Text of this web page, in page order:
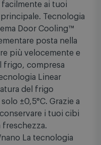
ai tuoi
Tecnologia
Door Cooling™
posta nella
più velocemente e
frigo, compresa
Linear
del frigo
±0,5°C. Grazie a
i tuoi cibi
freschezza.
La tecnologia